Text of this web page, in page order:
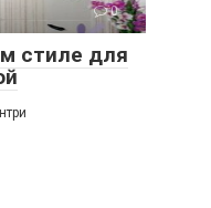
0
стиле для